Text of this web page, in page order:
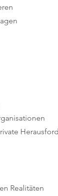
Realitäten